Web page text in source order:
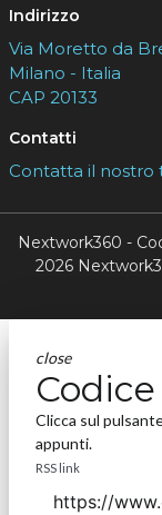
Indirizzo
Via Moretto da
Milano - Italia
CAP 20133
Contatti
Contatta il nostro
Nextwork360 -
2026
close
Codice
Clicca sul
appunti.
RSS link